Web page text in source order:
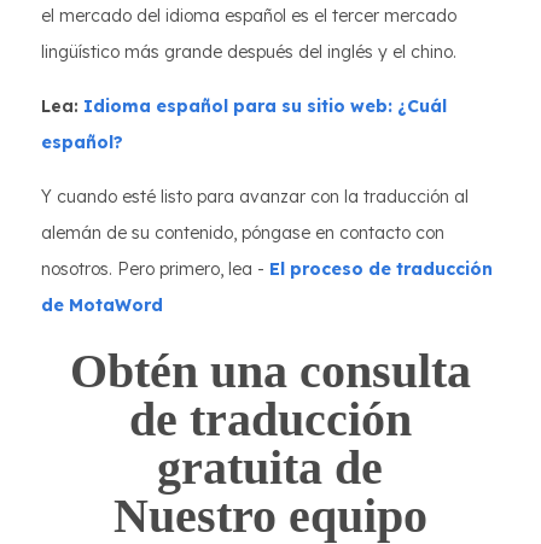
el mercado del idioma español es el tercer mercado
lingüístico más grande después del inglés y el chino.
Lea: Idioma español para su sitio web: ¿Cuál
español?
Y cuando esté listo para avanzar con la traducción al
alemán de su contenido, póngase en contacto con
nosotros. Pero primero, lea - El proceso de traducción
de MotaWord
Obtén una consulta
de traducción
gratuita de
Nuestro equipo